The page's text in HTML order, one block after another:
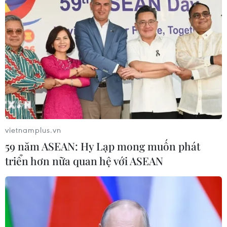
tế tăng tốc chuyển đổi số toàn diện
04/08/2026 08:08
Bộ Y tế ban hành Kế hoạch dự phòng
thương tích giai đoạn 2026-2030
04/08/2026 07:41
Hệ thống y tế đa cực, đưa y tế đến
gần dân
04/08/2026 04:55
Bộ Y tế đề xuất 8 nhóm chính sách
vietnamplus.vn
59 năm ASEAN: Hy Lạp mong muốn phát
triển hơn nữa quan hệ với ASEAN